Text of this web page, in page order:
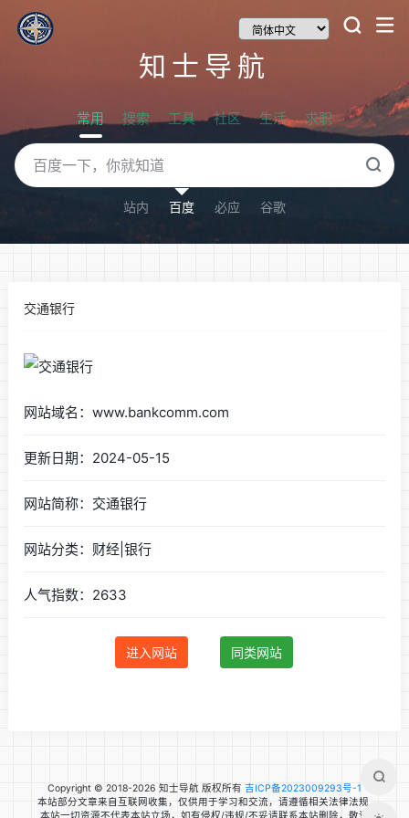
知士导航
常用 搜索 工具 社区 生活 求职
站内 百度 必应 谷歌
交通银行
网站域名：www.bankcomm.com
更新日期：2024-05-15
网站简称：交通银行
网站分类：财经|银行
人气指数：2633
进入网站 同类网站
Copyright © 2018-2026 知士导航 版权所有 吉ICP备2023009293号-1
本站部分文章来自互联网收集，仅供用于学习和交流，请遵循相关法律法规.